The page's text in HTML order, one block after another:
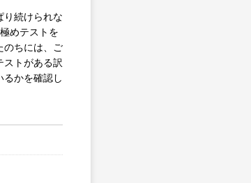
り続けられな
めテストを
のちには、ご
ストがある訳
るかを確認し